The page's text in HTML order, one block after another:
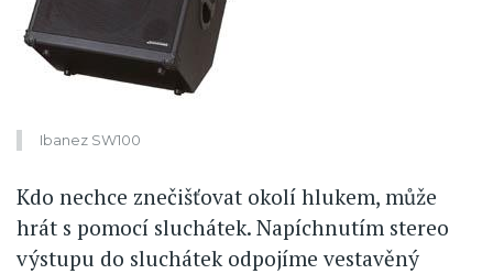
Ibanez SW100
Kdo nechce znečišťovat okolí hlukem, může
hrát s pomocí sluchátek. Napíchnutím stereo
výstupu do sluchátek odpojíme vestavěný